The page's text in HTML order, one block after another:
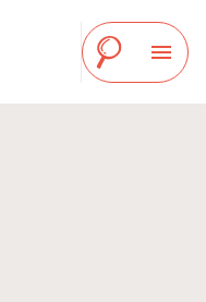
menu